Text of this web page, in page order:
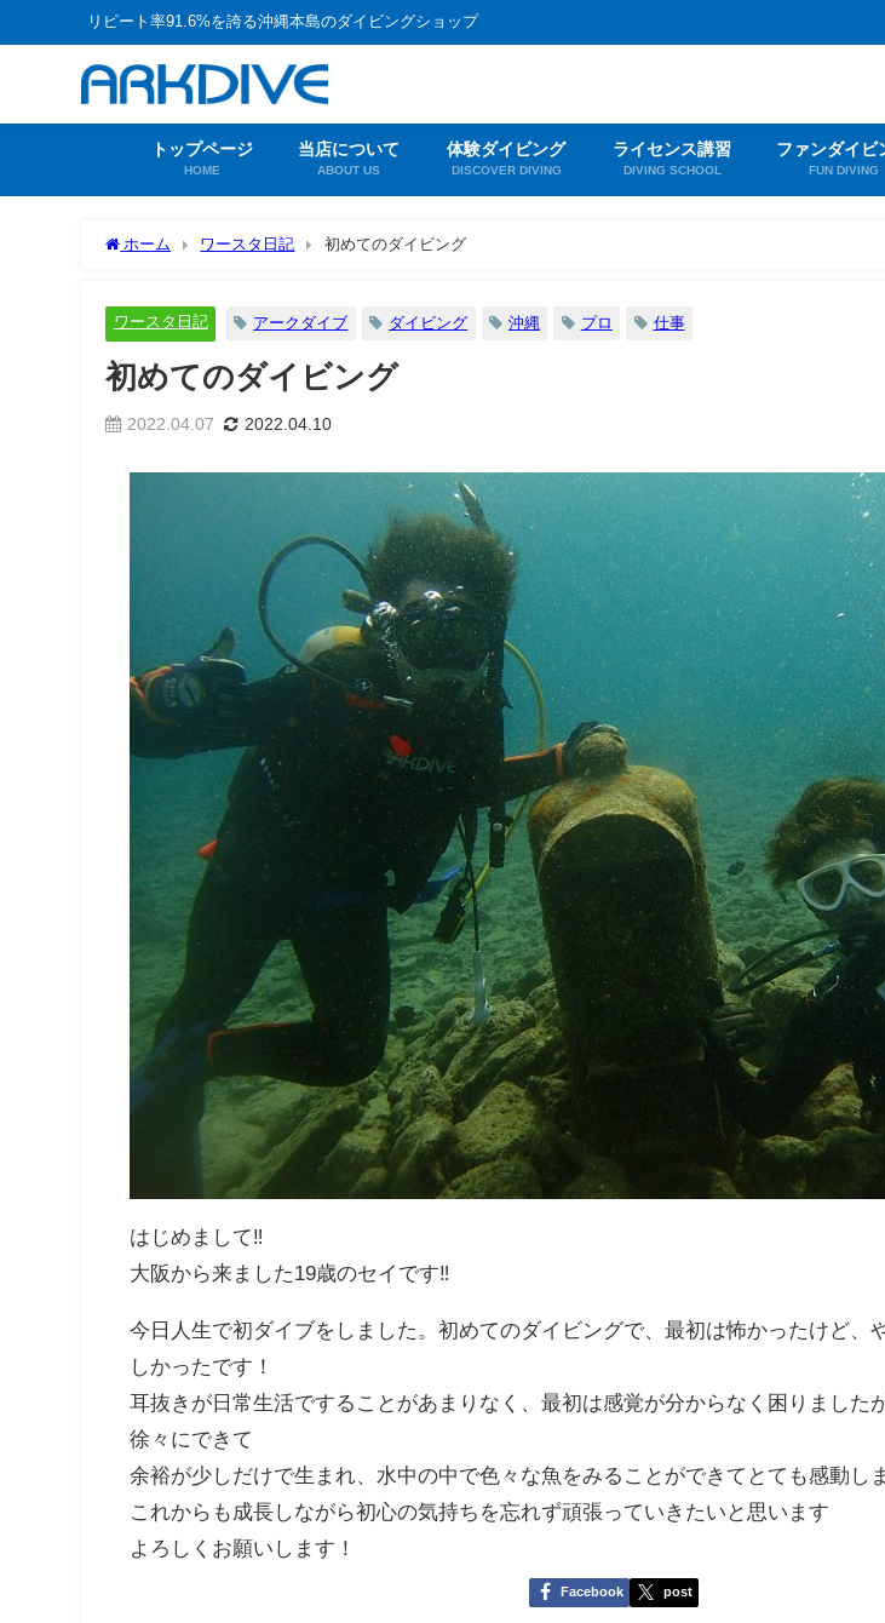
リピート率91.6%を誇る沖縄本島のダイビングショップ
トップページ
HOME
当店について
ABOUT US
体験ダイビング
DISCOVER DIVING
ライセンス講習
DIVING SCHOOL
ファンダイビ
FUN DIVING
ホーム ワースタ日記 初めてのダイビング
ワースタ日記 アークダイブ ダイビング 沖縄 プロ 仕事
初めてのダイビング
2022.04.07 2022.04.10
はじめまして‼
大阪から来ました19歳のセイです‼
今日人生で初ダイブをしました。初めてのダイビングで、最初は怖かったけど、
しかったです！
耳抜きが日常生活ですることがあまりなく、最初は感覚が分からなく困りました
徐々にできて
余裕が少しだけで生まれ、水中の中で色々な魚をみることができてとても感動し
これからも成長しながら初心の気持ちを忘れず頑張っていきたいと思います
よろしくお願いします！
Facebook post